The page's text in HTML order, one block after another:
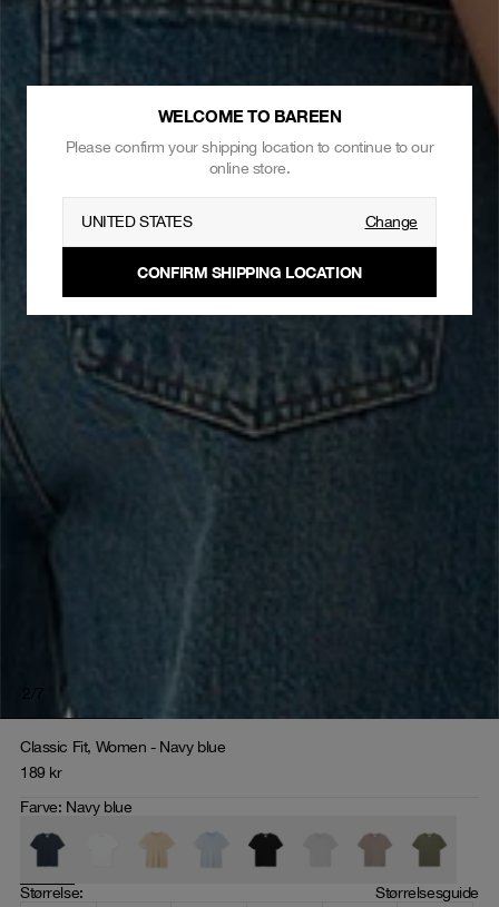
/7
Classic Fit, Women - Navy blue
189 kr
Farve: Navy blue
Størrelse: Størrelsesguide
WELCOME TO BAREEN
Please confirm your shipping location to continue to our
online store.
UNITED STATES Change
CONFIRM SHIPPING LOCATION